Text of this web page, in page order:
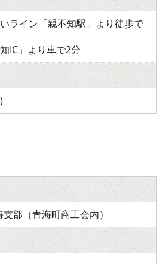
ライン「親不知駅」より徒歩で
IC」より車で2分
部（青海町商工会内）